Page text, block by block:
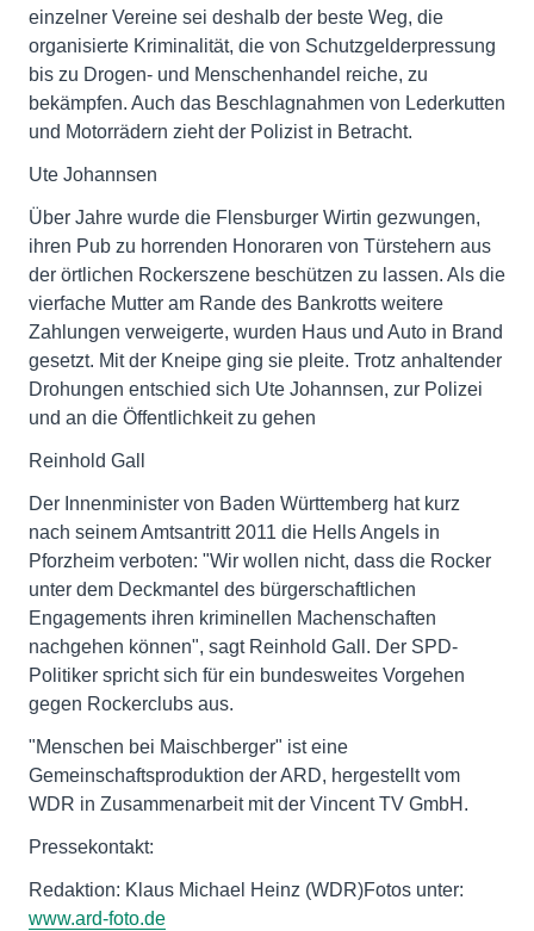
einzelner Vereine sei deshalb der beste Weg, die
organisierte Kriminalität, die von Schutzgelderpressung
bis zu Drogen- und Menschenhandel reiche, zu
bekämpfen. Auch das Beschlagnahmen von Lederkutten
und Motorrädern zieht der Polizist in Betracht.
Ute Johannsen
Über Jahre wurde die Flensburger Wirtin gezwungen,
ihren Pub zu horrenden Honoraren von Türstehern aus
der örtlichen Rockerszene beschützen zu lassen. Als die
vierfache Mutter am Rande des Bankrotts weitere
Zahlungen verweigerte, wurden Haus und Auto in Brand
gesetzt. Mit der Kneipe ging sie pleite. Trotz anhaltender
Drohungen entschied sich Ute Johannsen, zur Polizei
und an die Öffentlichkeit zu gehen
Reinhold Gall
Der Innenminister von Baden Württemberg hat kurz
nach seinem Amtsantritt 2011 die Hells Angels in
Pforzheim verboten: "Wir wollen nicht, dass die Rocker
unter dem Deckmantel des bürgerschaftlichen
Engagements ihren kriminellen Machenschaften
nachgehen können", sagt Reinhold Gall. Der SPD-
Politiker spricht sich für ein bundesweites Vorgehen
gegen Rockerclubs aus.
"Menschen bei Maischberger" ist eine
Gemeinschaftsproduktion der ARD, hergestellt vom
WDR in Zusammenarbeit mit der Vincent TV GmbH.
Pressekontakt:
Redaktion: Klaus Michael Heinz (WDR)Fotos unter:
www.ard-foto.de